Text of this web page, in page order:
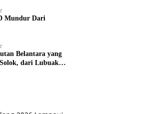
Mundur Dari
Belantara yang
dari Lubuak